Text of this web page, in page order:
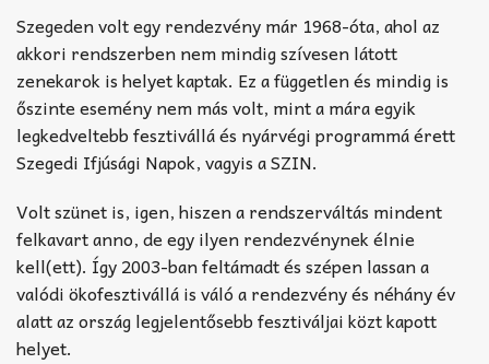
Szegeden volt egy rendezvény már 1968-óta, ahol az
akkori rendszerben nem mindig szívesen látott
zenekarok is helyet kaptak. Ez a független és mindig is
őszinte esemény nem más volt, mint a mára egyik
legkedveltebb fesztivállá és nyárvégi programmá érett
Szegedi Ifjúsági Napok, vagyis a SZIN.
Volt szünet is, igen, hiszen a rendszerváltás mindent
felkavart anno, de egy ilyen rendezvénynek élnie
kell(ett). Így 2003-ban feltámadt és szépen lassan a
valódi ökofesztivállá is váló a rendezvény és néhány év
alatt az ország legjelentősebb fesztiváljai közt kapott
helyet.